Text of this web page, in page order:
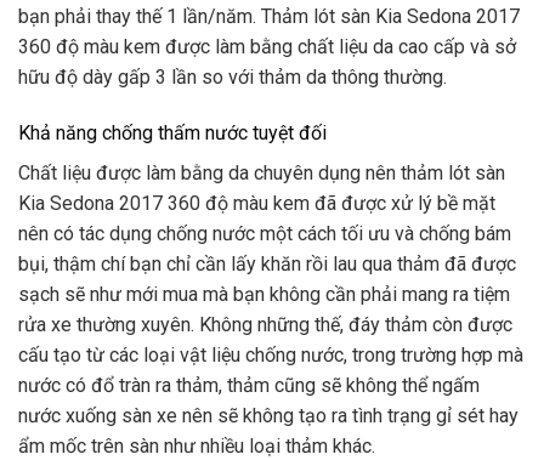
bạn phải thay thế 1 lần/năm. Thảm lót sàn Kia Sedona 2017
360 độ màu kem được làm bằng chất liệu da cao cấp và sở
hữu độ dày gấp 3 lần so với thảm da thông thường.
Khả năng chống thấm nước tuyệt đối
Chất liệu được làm bằng da chuyên dụng nên thảm lót sàn
Kia Sedona 2017 360 độ màu kem đã được xử lý bề mặt
nên có tác dụng chống nước một cách tối ưu và chống bám
bụi, thậm chí bạn chỉ cần lấy khăn rồi lau qua thảm đã được
sạch sẽ như mới mua mà bạn không cần phải mang ra tiệm
rửa xe thường xuyên. Không những thế, đáy thảm còn được
cấu tạo từ các loại vật liệu chống nước, trong trường hợp mà
nước có đổ tràn ra thảm, thảm cũng sẽ không thể ngấm
nước xuống sàn xe nên sẽ không tạo ra tình trạng gỉ sét hay
ẩm mốc trên sàn như nhiều loại thảm khác.